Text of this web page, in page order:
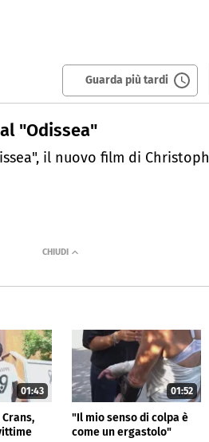
Guarda più tardi
"Odissea"
il nuovo film di
01:43 01:52
"Il mio senso di colpa è
come un ergastolo"